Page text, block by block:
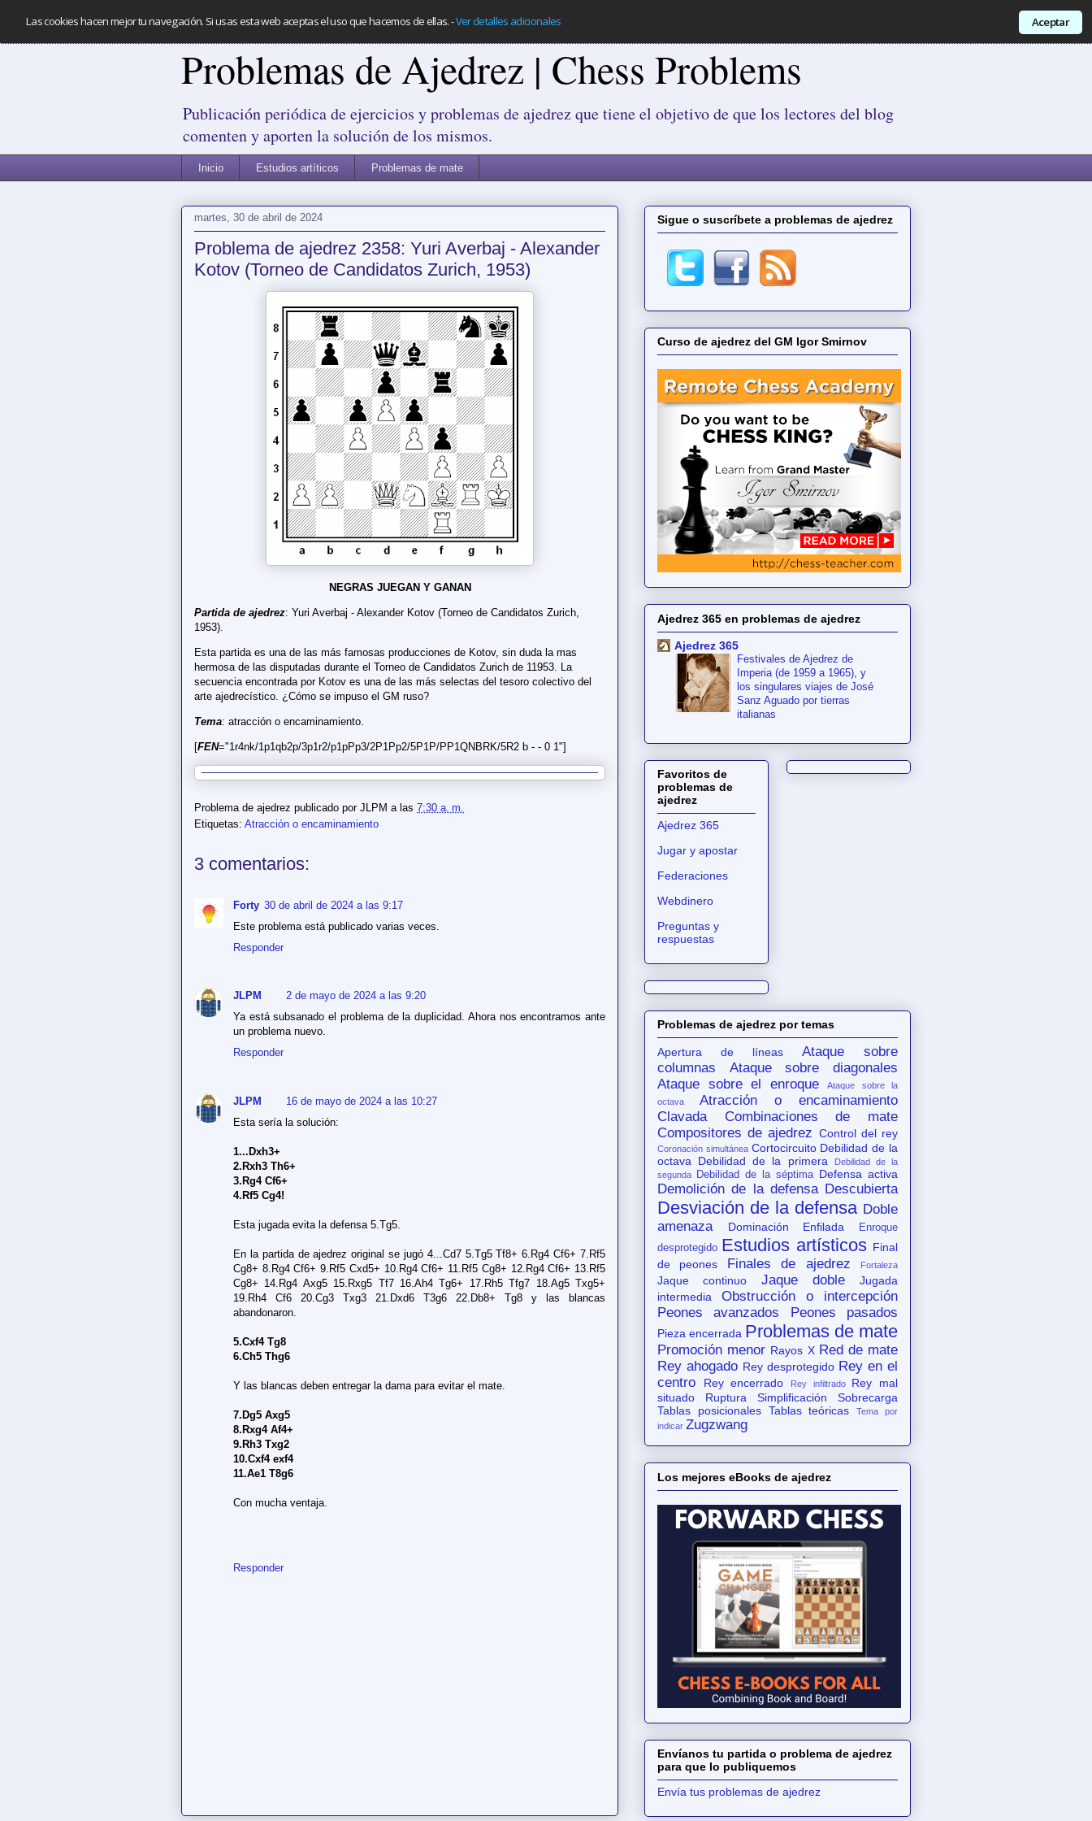
Las cookies hacen mejor tu navegación. Si usas esta web aceptas el uso que hacemos de ellas.-Ver detalles adicionales Aceptar
Problemas de Ajedrez | Chess Problems
Publicación periódica de ejercicios y problemas de ajedrez que tiene el objetivo de que los lectores del blog
comenten y aporten la solución de los mismos.
Inicio Estudios artíticos Problemas de mate
martes, 30 de abril de 2024
Problema de ajedrez 2358: Yuri Averbaj - Alexander
Kotov (Torneo de Candidatos Zurich, 1953)
NEGRAS JUEGAN Y GANAN
Partida de ajedrez: Yuri Averbaj - Alexander Kotov (Torneo de Candidatos Zurich,
1953).
Esta partida es una de las más famosas producciones de Kotov, sin duda la mas
hermosa de las disputadas durante el Torneo de Candidatos Zurich de 11953. La
secuencia encontrada por Kotov es una de las más selectas del tesoro colectivo del
arte ajedrecístico. ¿Cómo se impuso el GM ruso?
Tema: atracción o encaminamiento.
[FEN="1r4nk/1p1qb2p/3p1r2/p1pPp3/2P1Pp2/5P1P/PP1QNBRK/5R2 b - - 0 1"]
Problema de ajedrez publicado por JLPM a las 7:30 a. m.
Etiquetas: Atracción o encaminamiento
3 comentarios:
Forty 30 de abril de 2024 a las 9:17
Este problema está publicado varias veces.
Responder
JLPM
2 de mayo de 2024 a las 9:20
Ya está subsanado el problema de la duplicidad. Ahora nos encontramos ante
un problema nuevo.
Responder
JLPM
16 de mayo de 2024 a las 10:27
Esta sería la solución:
1...Dxh3+
2.Rxh3 Th6+
3.Rg4 Cf6+
4.Rf5 Cg4!
Esta jugada evita la defensa 5.Tg5.
En la partida de ajedrez original se jugó 4...Cd7 5.Tg5 Tf8+ 6.Rg4 Cf6+ 7.Rf5
Cg8+ 8.Rg4 Cf6+ 9.Rf5 Cxd5+ 10.Rg4 Cf6+ 11.Rf5 Cg8+ 12.Rg4 Cf6+ 13.Rf5
Cg8+ 14.Rg4 Axg5 15.Rxg5 Tf7 16.Ah4 Tg6+ 17.Rh5 Tfg7 18.Ag5 Txg5+
19.Rh4 Cf6 20.Cg3 Txg3 21.Dxd6 T3g6 22.Db8+ Tg8 y las blancas
abandonaron.
5.Cxf4 Tg8
6.Ch5 Thg6
Y las blancas deben entregar la dama para evitar el mate.
7.Dg5 Axg5
8.Rxg4 Af4+
9.Rh3 Txg2
10.Cxf4 exf4
11.Ae1 T8g6
Con mucha ventaja.
Responder
Sigue o suscríbete a problemas de ajedrez
Curso de ajedrez del GM Igor Smirnov
Ajedrez 365 en problemas de ajedrez
Ajedrez 365
Festivales de Ajedrez de
Imperia (de 1959 a 1965), y
los singulares viajes de José
Sanz Aguado por tierras
italianas
Favoritos de
problemas de
ajedrez
Ajedrez 365
Jugar y apostar
Federaciones
Webdinero
Preguntas y
respuestas
Problemas de ajedrez por temas
Apertura de líneas
Ataque sobre
columnas
Ataque sobre diagonales
Ataque sobre el enroque
Ataque sobre la
octava
Atracción o encaminamiento
Clavada
Combinaciones de mate
Compositores de ajedrez Control del rey
Coronación simultánea Cortocircuito Debilidad de la
octava
Debilidad de la primera
Debilidad de la
segunda
Debilidad de la séptima Defensa activa
Demolición de la defensa Descubierta
Desviación de la defensa Doble
amenaza
Dominación Enfilada
Enroque
desprotegido Estudios artísticos Final
de peones
Finales de ajedrez Fortaleza
Jaque continuo Jaque doble
Jugada
intermedia
Obstrucción o intercepción
Peones avanzados
Peones pasados
Pieza encerrada Problemas de mate
Promoción menor Rayos X Red de mate
Rey ahogado Rey desprotegido Rey en el
centro
Rey encerrado Rey infiltrado
Rey mal
situado
Ruptura Simplificación
Sobrecarga
Tablas posicionales Tablas teóricas
Tema por
indicar Zugzwang
Los mejores eBooks de ajedrez
Envíanos tu partida o problema de ajedrez
para que lo publiquemos
Envía tus problemas de ajedrez